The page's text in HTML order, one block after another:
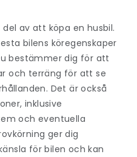
av att köpa en husbil.
bilens köregenskaper
bestämmer dig för att
och terräng för att se
Det är också
inklusive
och eventuella
ger dig
för bilen och kan